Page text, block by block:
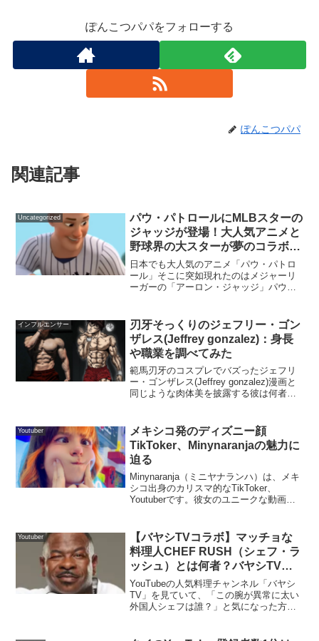
ぽんこつパパをフォローする
ぽんこつパパ
関連記事
Uncategorized
パウ・パトロールにMLBスターの
ジャッジが登場！大人気アニメと
野球界の大スターが夢のコラボ！
大谷も主演？
日本でも大人気のアニメ「パウ・パトロ
ール」そこに突如現れたのはメジャーリ
ーガーの「アーロン・ジャッジ」パウ・
ったのか。大谷翔平は今後出演するの
か。調べて見ました。パウ・...
インフルエンサー
刃牙そっくりのジェフリー・ゴン
ザレス(Jeffrey gonzalez)：身長
や職業を調べてみた
範馬刃牙のコスプレでバズったジェフリ
ー・ゴンザレス(Jeffrey gonzalez)漫画と
同じような肉体美を披露する彼は何者な
(Jeffrey gonzalez)とは...
Youtuber
メキシコ発のディズニー顔
TikToker、Minynaranjaの魅力に
迫る
Minynaranja（ミニヤナランハ）は、メキ
シコ出身のカリスマ的なTikToker、
Youtuberです。彼女のユニークな動画
て詳しく紹介します。Min...
Youtuber
【バヤシTVコラボ】マッチョな
料理人CHEF RUSH（シェフ・ラ
ッシュ）とは何者？バヤシTVに
出てくるマッチョCHEF
RUSH（シェフ・ラッシュ）」と
は
YouTubeの人気料理チャンネル「バヤシ
TV」を見ていて、「この腕が異常に太い
外国人シェフは誰？」と気になった方も